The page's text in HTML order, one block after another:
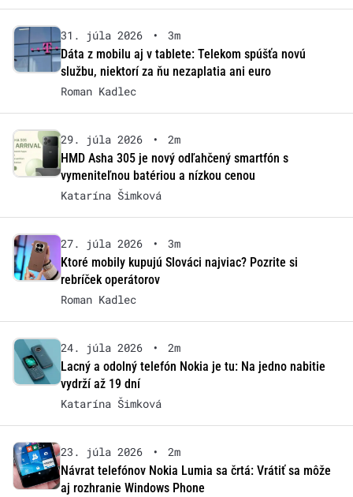
31. júla 2026 •
3m
Dáta z mobilu aj v tablete: Telekom spúšťa novú
službu, niektorí za ňu nezaplatia ani euro
Roman Kadlec
29. júla 2026 •
2m
HMD Asha 305 je nový odľahčený smartfón s
vymeniteľnou batériou a nízkou cenou
Katarína Šimková
27. júla 2026 •
3m
Ktoré mobily kupujú Slováci najviac? Pozrite si
rebríček operátorov
Roman Kadlec
24. júla 2026 •
2m
Lacný a odolný telefón Nokia je tu: Na jedno nabitie
vydrží až 19 dní
Katarína Šimková
23. júla 2026 •
2m
Návrat telefónov Nokia Lumia sa črtá: Vrátiť sa môže
aj rozhranie Windows Phone